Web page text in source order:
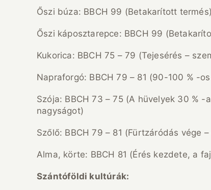
Őszi búza: BBCH 99 (Betakarított termés)
Őszi káposztarepce: BBCH 99
Kukorica: BBCH 75 – 79 (Tejesérés –
Napraforgó: BBCH 79 – 81 (90-100 % -
Szója: BBCH 73 – 75 (A hüvelyek 30 %
nagyságot)
Szőlő: BBCH 79 – 81 (Fürtzáródás vége
Alma, körte: BBCH 81 (Érés kezdete, a
Szántóföldi kultúrák: